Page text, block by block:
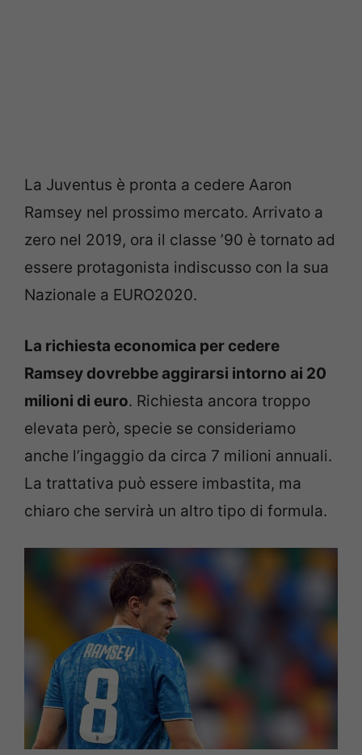
La Juventus è pronta a cedere Aaron
Ramsey nel prossimo mercato. Arrivato a
zero nel 2019, ora il classe ’90 è tornato ad
essere protagonista indiscusso con la sua
Nazionale a EURO2020.
La richiesta economica per cedere
Ramsey dovrebbe aggirarsi intorno ai 20
milioni di euro. Richiesta ancora troppo
elevata però, specie se consideriamo
anche l’ingaggio da circa 7 milioni annuali.
La trattativa può essere imbastita, ma
chiaro che servirà un altro tipo di formula.